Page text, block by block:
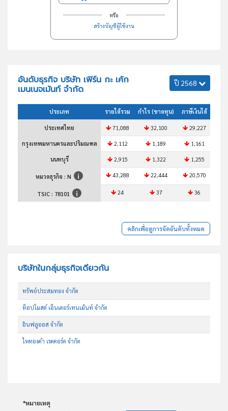
หรือ
สร้างบัญชีผู้ใช้งาน
อันดับธุรกิจ บริษัท เฟิร์น กะ เค้ก
เมนเนจเม้นท์ จำกัด
ปี 2568
ประเภท รายได้รวม กำไร (ขาดทุน) ภาษีเงินได้
ประเทศไทย 71,088 32,100 29,227
กรุงเทพมหานครและปริมณฑล 2,112 1,189 1,161
นนทบุรี 2,915 1,322 1,255
หมวดธุรกิจ : N 43,288 22,444 20,570
TSIC : 78101 24 37 36
คลิกเพื่อดูการจัดอันดับทั้งหมด
บริษัทในกลุ่มธุรกิจเดียวกัน
ทรัพย์ประสมทอง จำกัด
ท็อปโมสต์ เอ็นเตอร์เทนเม้นท์ จำกัด
อินฟลูออส จำกัด
ไหทองคำ เรคคอร์ด จำกัด
*หมายเหตุ